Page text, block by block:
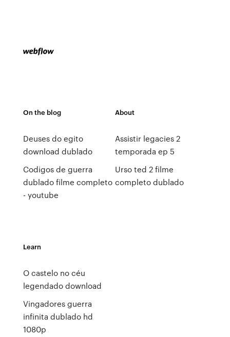
On the blog
Deuses do egito
download dublado
Codigos de guerra
dublado filme completo
- youtube
About
Assistir legacies 2
temporada ep 5
Urso ted 2 filme
completo dublado
Learn
O castelo no céu
legendado download
Vingadores guerra
infinita dublado hd
1080p